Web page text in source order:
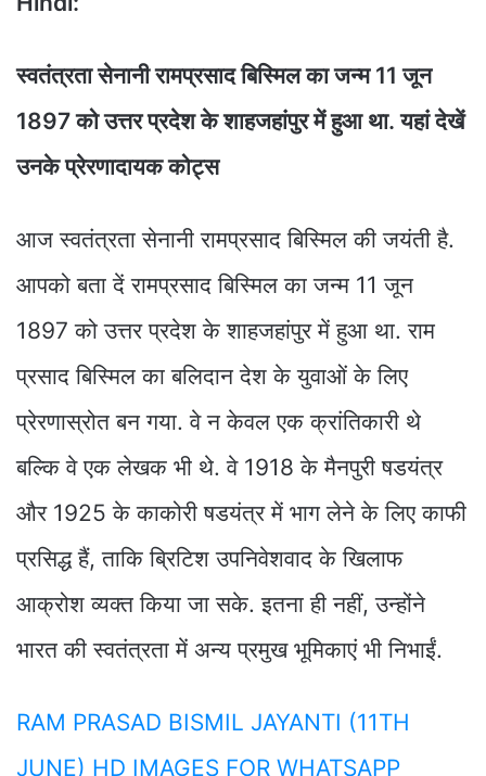
स्वतंत्रता सेनानी रामप्रसाद बिस्मिल का जन्म 11 जून
1897 को उत्तर प्रदेश के शाहजहांपुर में हुआ था. यहां देखें
उनके प्रेरणादायक कोट्स
आज स्वतंत्रता सेनानी रामप्रसाद बिस्मिल की जयंती है.
आपको बता दें रामप्रसाद बिस्मिल का जन्म 11 जून
1897 को उत्तर प्रदेश के शाहजहांपुर में हुआ था. राम
प्रसाद बिस्मिल का बलिदान देश के युवाओं के लिए
प्रेरणास्रोत बन गया. वे न केवल एक क्रांतिकारी थे
बल्कि वे एक लेखक भी थे. वे 1918 के मैनपुरी षडयंत्र
और 1925 के काकोरी षडयंत्र में भाग लेने के लिए काफी
प्रसिद्ध हैं, ताकि ब्रिटिश उपनिवेशवाद के खिलाफ
आक्रोश व्यक्त किया जा सके. इतना ही नहीं, उन्होंने
भारत की स्वतंत्रता में अन्य प्रमुख भूमिकाएं भी निभाईं.
RAM PRASAD BISMIL JAYANTI (11TH
JUNE) HD IMAGES FOR WHATSAPP